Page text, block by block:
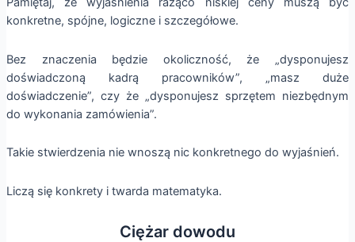
konkretne, spójne, logiczne i szczegółowe.
Bez znaczenia będzie okoliczność, że „dysponujesz
doświadczoną kadrą pracowników”, „masz duże
doświadczenie”, czy że „dysponujesz sprzętem niezbędnym
do wykonania zamówienia”.
Takie stwierdzenia nie wnoszą nic konkretnego do wyjaśnień.
Liczą się konkrety i twarda matematyka.
Ciężar dowodu